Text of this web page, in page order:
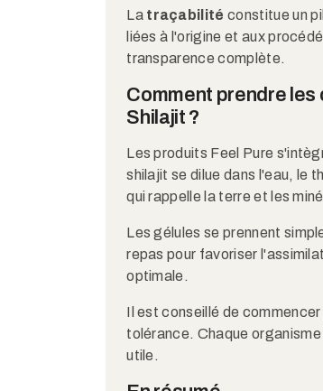
La traçabilité constitue un
liées à l'origine et aux
transparence complète.
Comment prendre
Shilajit ?
Les produits Feel Pure
shilajit se dilue dans l'eau, le
qui rappelle la terre et les
Les gélules se prennent
repas pour favoriser
optimale.
Il est conseillé de
tolérance. Chaque
utile.